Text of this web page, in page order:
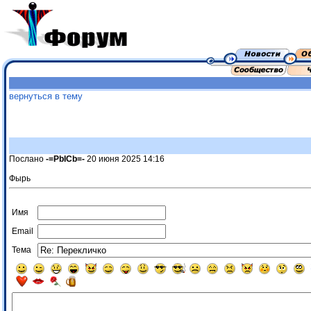
вернуться в тему
Послано -=PbICb=- 20 июня 2025 14:16
Фырь
Имя
Email
Тема